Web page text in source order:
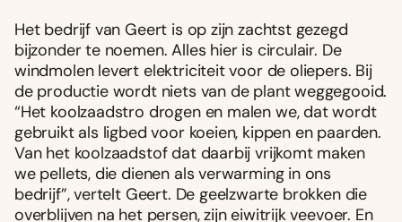
Het bedrijf van Geert is op zijn zachtst gezegd
bijzonder te noemen. Alles hier is circulair. De
windmolen levert elektriciteit voor de oliepers. Bij
de productie wordt niets van de plant weggegooid.
“Het koolzaadstro drogen en malen we, dat wordt
gebruikt als ligbed voor koeien, kippen en paarden.
Van het koolzaadstof dat daarbij vrijkomt maken
we pellets, die dienen als verwarming in ons
bedrijf”, vertelt Geert. De geelzwarte brokken die
overblijven na het persen, zijn eiwitrijk veevoer. En